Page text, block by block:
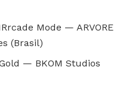
Mode — ARVORE
(Brasil)
— BKOM Studios